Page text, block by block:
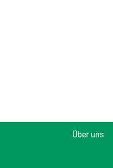
Über uns